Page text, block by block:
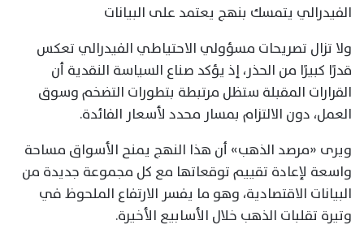
الفيدرالي يتمسك بنهج يعتمد على البيانات
ولا تزال تصريحات مسؤولي الاحتياطي الفيدرالي تعكس
قدرًا كبيرًا من الحذر، إذ يؤكد صناع السياسة النقدية أن
القرارات المقبلة ستظل مرتبطة بتطورات التضخم وسوق
العمل، دون الالتزام بمسار محدد لأسعار الفائدة.
ويرى «مرصد الذهب» أن هذا النهج يمنح الأسواق مساحة
واسعة لإعادة تقييم توقعاتها مع كل مجموعة جديدة من
البيانات الاقتصادية، وهو ما يفسر الارتفاع الملحوظ في
وتيرة تقلبات الذهب خلال الأسابيع الأخيرة.